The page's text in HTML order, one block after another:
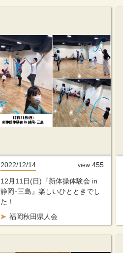
2022/12/14
福岡秋田県人会
12月11日(日)『新体操体験会 in
静岡･三島』楽しいひとときでし
た！
view 455